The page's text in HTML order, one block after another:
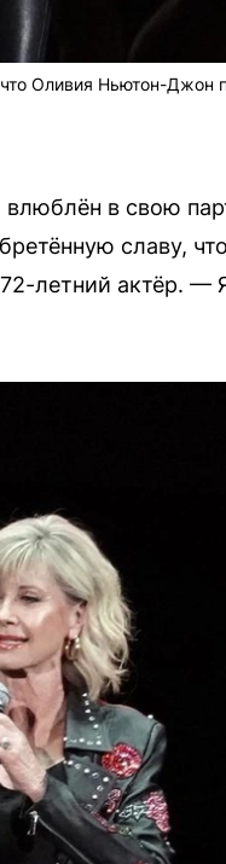
Оливия Ньютон-Джон
влюблён в свою
славу,
летний актёр. —